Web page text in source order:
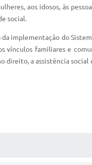
aos idosos, às
social.
implementação do
vínculos familiares e
direito, a assistência